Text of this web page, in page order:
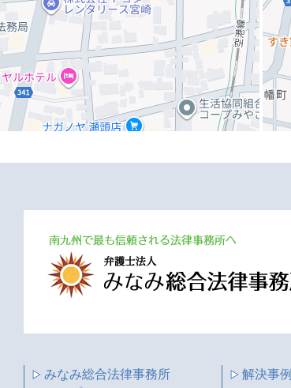
みなみ総合法律事務所
解決事例